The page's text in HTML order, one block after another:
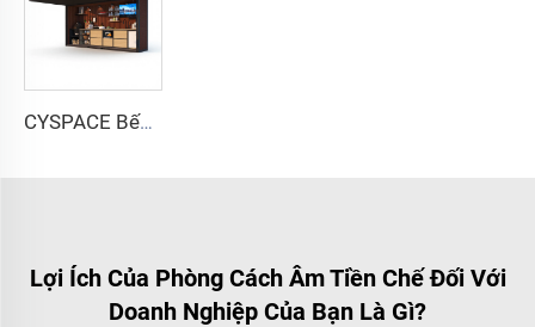
CYSPACE Bếp ngoài trời
Lợi Ích Của Phòng Cách Âm Tiền Chế Đối Với
Doanh Nghiệp Của Bạn Là Gì?